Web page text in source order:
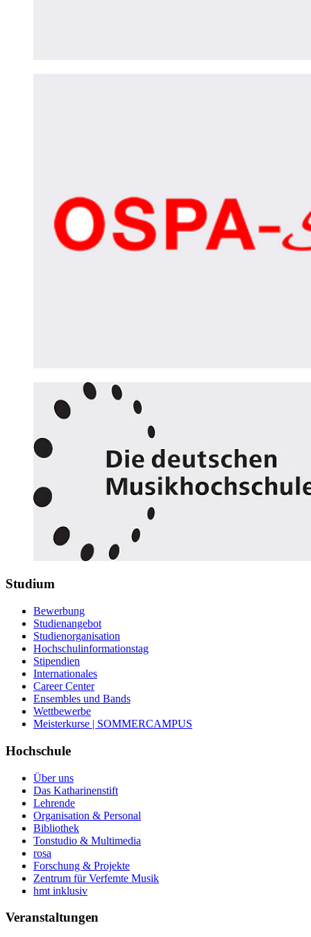
Studium
Bewerbung
Studienangebot
Studienorganisation
Hochschulinformationstag
Stipendien
Internationales
Career Center
Ensembles und Bands
Wettbewerbe
Meisterkurse | SOMMERCAMPUS
Hochschule
Über uns
Das Katharinenstift
Lehrende
Organisation & Personal
Bibliothek
Tonstudio & Multimedia
rosa
Forschung & Projekte
Zentrum für Verfemte Musik
hmt inklusiv
Veranstaltungen